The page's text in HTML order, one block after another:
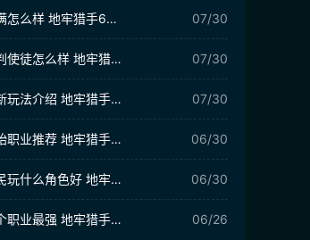
地牢猎手6萨满怎么样 地牢猎手6萨满介绍 07/30
地牢猎手6审判使徒怎么样 地牢猎手6审判使徒攻略 07/30
地牢猎手6全新玩法介绍 地牢猎手6有哪些新玩法 07/30
地牢猎手6初始职业推荐 地牢猎手6开荒职业推荐 06/30
地牢猎手6平民玩什么角色好 地牢猎手6平民玩什么角色好用 06/30
地牢猎手6哪个职业最强 地牢猎手6职业强度排名 06/26